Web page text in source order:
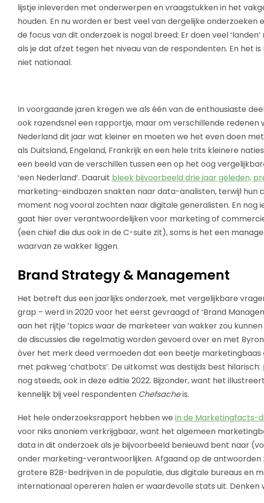
lijstje inleverden met onderwerpen en vraagstukken in het
houden. En nu worden er best veel van dergelijke
de focus van dit onderzoek is nogal breed: Er doen veel
als je dat afzet tegen het niveau van de respondenten. En het
niet nationaal.
In voorgaande jaren kregen we als één van de enthousiaste
ook razendsnel een rapportje, maar om verschillende redenen
Nederland dit jaar wat kleiner en moeten we het even doen
als Duitsland, Engeland, Frankrijk en een hele trits kleinere
een beeld van de verschillen tussen een op het oog
‘een Nederland’. Daaruit bleek bijvoorbeeld drie jaar geleden,
marketing-eindbazen snakten naar data-analisten, terwijl hun
moment nog vooral zochten naar digitale generalisten. En nog
gaat hier over verantwoordelijken voor marketing of
(een chief die dus ook in de C-suite zit), soms is het een
waarvan ze wakker liggen.
Brand Strategy & Management
Het betreft dus een jaarlijks onderzoek, met vergelijkbare
grap – werd in 2020 voor het eerst gevraagd of ‘Brand
aan het rijtje ’topics waar de marketeer van wakker zou kunnen
de discussies die regelmatig worden gevoerd over en met Byron
óver het merk deed vermoeden dat een beetje marketingbaas
met pakweg ‘chatbots’. De uitkomst was destijds best hilarisch:
nog steeds, ook in deze editie 2022. Bijzonder, want het
kennelijk bij veel respondenten Chefsacheis.
Het hele onderzoeksrapport hebben we in de Marketingfacts-
voor niks anoniem verkrijgbaar, want het algemeen
data in dit onderzoek als je bijvoorbeeld benieuwd bent naar
onder marketing-verantwoorlijken. Afgaand op de
grotere B2B-bedrijven in de populatie, dus digitale bureaus en
internationaal opereren halen er waardevolle stats uit. Denken